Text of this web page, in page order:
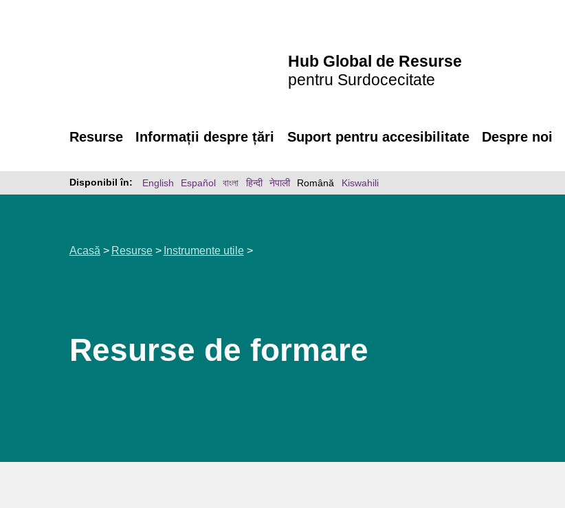
Hub Global de Resurse
pentru Surdocecitate
Resurse Informații despre țări Suport pentru accesibilitate Despre noi
Disponibil în: English Español বাংলা हिन्दी नेपाली Română Kiswahili
Acasă Resurse Instrumente utile
Resurse de formare